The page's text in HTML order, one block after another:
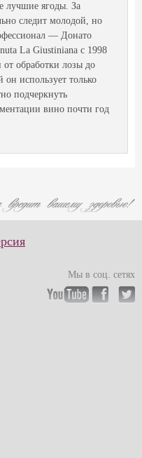
лучшие ягоды. За
следит молодой, но
— Донато
La Giustiniana с 1998
обработки лозы до
использует только
подчеркнуть
вино почти год
Мы в соц. сетях